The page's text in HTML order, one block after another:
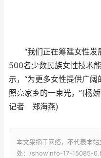
“我们正在筹建女性发
500名少数民族女性技术
示，“为更多女性提供广
照亮家乡的一束光。”(杨
记者 郑海燕)
本文采摘于网络，不代表本
处：/showinfo-17-15085-